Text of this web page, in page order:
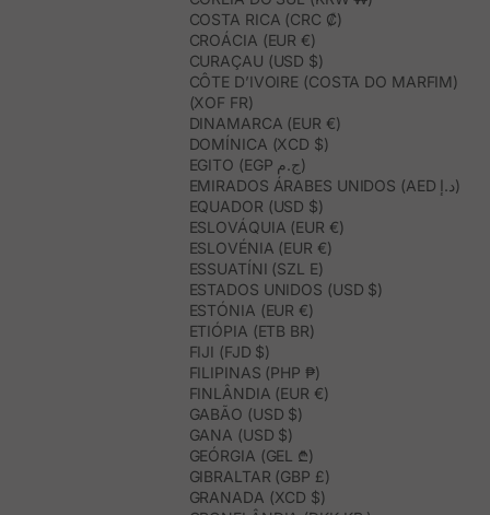
COSTA RICA (CRC ₡)
CROÁCIA (EUR €)
CURAÇAU (USD $)
CÔTE D’IVOIRE (COSTA DO MARFIM)
(XOF FR)
DINAMARCA (EUR €)
DOMÍNICA (XCD $)
EGITO (EGP ج.م)
EMIRADOS ÁRABES UNIDOS (AED د.إ)
EQUADOR (USD $)
ESLOVÁQUIA (EUR €)
ESLOVÉNIA (EUR €)
ESSUATÍNI (SZL E)
ESTADOS UNIDOS (USD $)
ESTÓNIA (EUR €)
ETIÓPIA (ETB BR)
FIJI (FJD $)
FILIPINAS (PHP ₱)
FINLÂNDIA (EUR €)
GABÃO (USD $)
GANA (USD $)
GEÓRGIA (GEL ₾)
GIBRALTAR (GBP £)
GRANADA (XCD $)